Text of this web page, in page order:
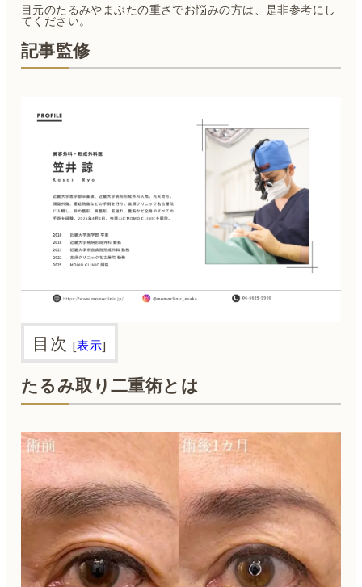
目元のたるみやまぶたの重さでお悩みの方は、是非参考にし
てください。
記事監修
目次 [表示]
たるみ取り二重術とは